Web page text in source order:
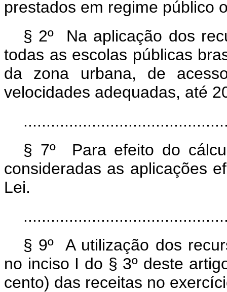
prestados em regime público
§ 2º Na aplicação dos
todas as escolas públicas
da zona urbana, de
velocidades adequadas, até
§ 7º Para efeito do
consideradas as aplicações
Lei.
§ 9º A utilização dos
no inciso I do § 3º deste
cento) das receitas no